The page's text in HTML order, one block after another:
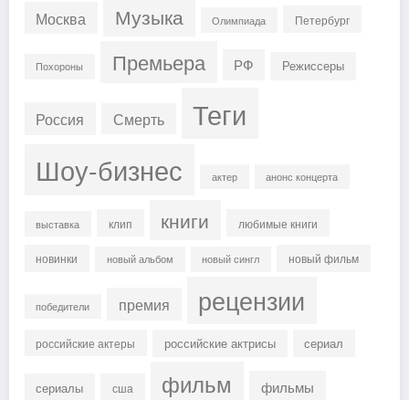
Москва Музыка Олимпиада Петербург
Похороны Премьера РФ Режиссеры
Россия Смерть Теги
Шоу-бизнес актер анонс концерта
выставка клип книги любимые книги
новинки новый альбом новый сингл новый фильм
победители премия рецензии
российские актеры российские актрисы сериал
сериалы сша фильм фильмы